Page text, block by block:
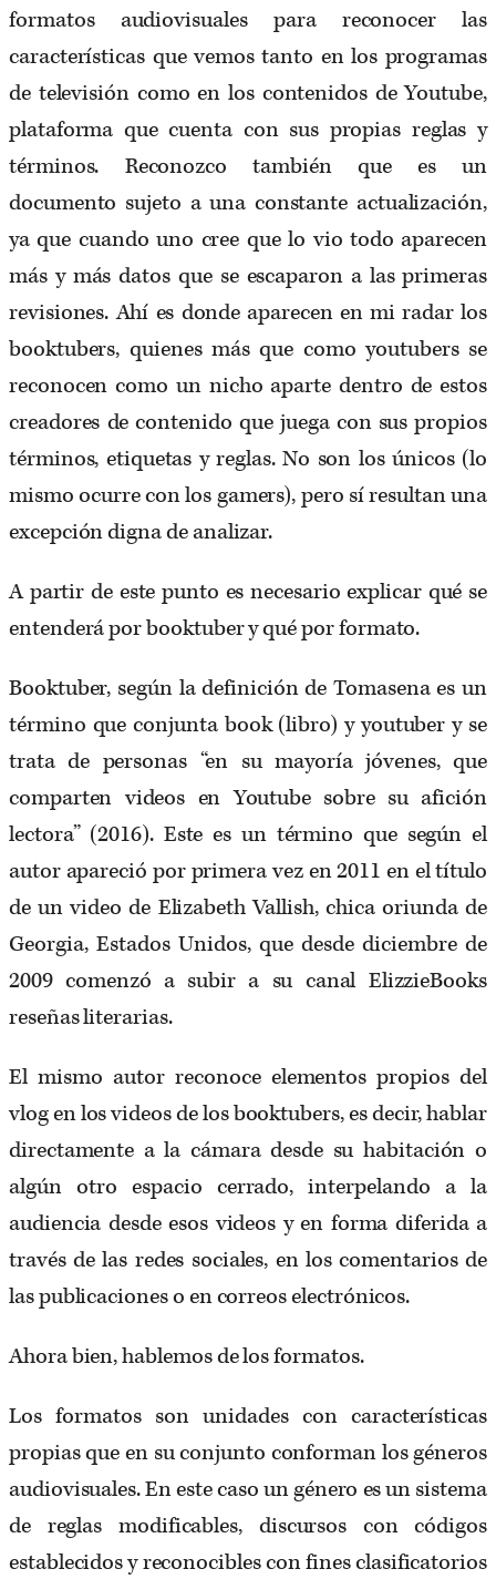
formatos audiovisuales para reconocer las
características que vemos tanto en los programas
de televisión como en los contenidos de Youtube,
plataforma que cuenta con sus propias reglas y
términos. Reconozco también que es un
documento sujeto a una constante actualización,
ya que cuando uno cree que lo vio todo aparecen
más y más datos que se escaparon a las primeras
revisiones. Ahí es donde aparecen en mi radar los
booktubers, quienes más que como youtubers se
reconocen como un nicho aparte dentro de estos
creadores de contenido que juega con sus propios
términos, etiquetas y reglas. No son los únicos (lo
mismo ocurre con los gamers), pero sí resultan una
excepción digna de analizar.
A partir de este punto es necesario explicar qué se
entenderá por booktuber y qué por formato.
Booktuber, según la definición de Tomasena es un
término que conjunta book (libro) y youtuber y se
trata de personas “en su mayoría jóvenes, que
comparten videos en Youtube sobre su afición
lectora” (2016). Este es un término que según el
autor apareció por primera vez en 2011 en el título
de un video de Elizabeth Vallish, chica oriunda de
Georgia, Estados Unidos, que desde diciembre de
2009 comenzó a subir a su canal ElizzieBooks
reseñas literarias.
El mismo autor reconoce elementos propios del
vlog en los videos de los booktubers, es decir, hablar
directamente a la cámara desde su habitación o
algún otro espacio cerrado, interpelando a la
audiencia desde esos videos y en forma diferida a
través de las redes sociales, en los comentarios de
las publicaciones o en correos electrónicos.
Ahora bien, hablemos de los formatos.
Los formatos son unidades con características
propias que en su conjunto conforman los géneros
audiovisuales. En este caso un género es un sistema
de reglas modificables, discursos con códigos
establecidos y reconocibles con fines clasificatorios